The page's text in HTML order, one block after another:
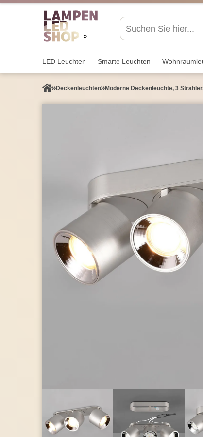
LED Leuchten Smarte Leuchten
Decken­leuchten Moderne Deckenleuchte, 3